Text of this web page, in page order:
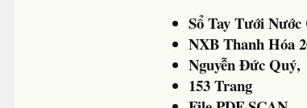
Sổ Tay Tưới
NXB Thanh Hóa
Nguyễn Đức Quý,
153 Trang